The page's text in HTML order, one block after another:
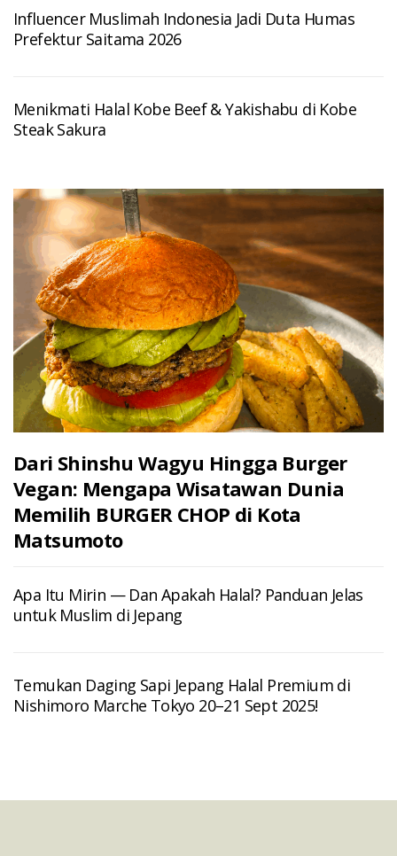
Influencer Muslimah Indonesia Jadi Duta Humas
Prefektur Saitama 2026
Menikmati Halal Kobe Beef & Yakishabu di Kobe
Steak Sakura
Dari Shinshu Wagyu Hingga Burger
Vegan: Mengapa Wisatawan Dunia
Memilih BURGER CHOP di Kota
Matsumoto
Apa Itu Mirin — Dan Apakah Halal? Panduan Jelas
untuk Muslim di Jepang
Temukan Daging Sapi Jepang Halal Premium di
Nishimoro Marche Tokyo 20–21 Sept 2025!